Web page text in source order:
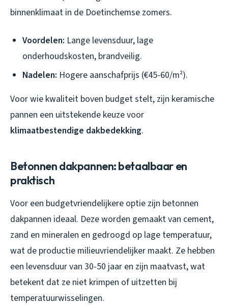
binnenklimaat in de Doetinchemse zomers.
Voordelen: Lange levensduur, lage
onderhoudskosten, brandveilig.
Nadelen: Hogere aanschafprijs (€45-60/m²).
Voor wie kwaliteit boven budget stelt, zijn keramische
pannen een uitstekende keuze voor
klimaatbestendige dakbedekking.
Betonnen dakpannen: betaalbaar en
praktisch
Voor een budgetvriendelijkere optie zijn betonnen
dakpannen ideaal. Deze worden gemaakt van cement,
zand en mineralen en gedroogd op lage temperatuur,
wat de productie milieuvriendelijker maakt. Ze hebben
een levensduur van 30-50 jaar en zijn maatvast, wat
betekent dat ze niet krimpen of uitzetten bij
temperatuurwisselingen.